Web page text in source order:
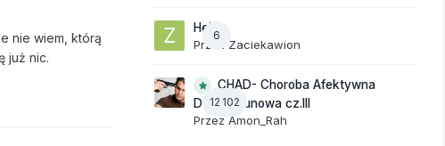
nie wiem, którą
już nic.
6
Hej
Przez Zaciekawion
12 102
CHAD- Choroba Afektywna
Dwubiegunowa cz.III
Przez Amon_Rah